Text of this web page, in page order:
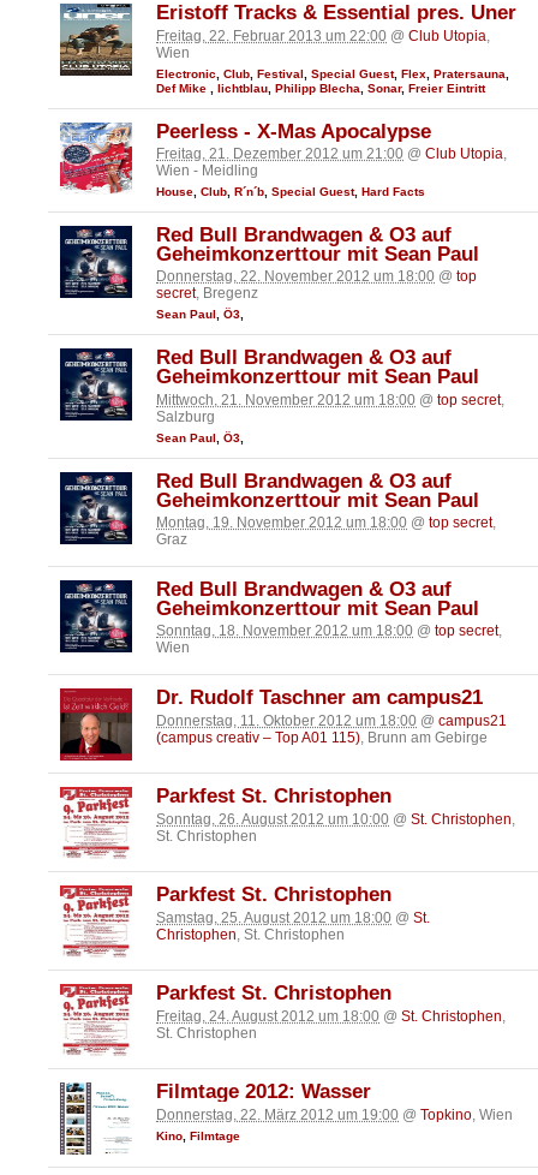
Eristoff Tracks & Essential pres. Uner
Freitag, 22. Februar 2013 um 22:00 @ Club Utopia
Wien
Electronic Club Festival Special Guest, Flex Pratersauna
Def Mike
lichtblau Philipp Blecha Sonar, Freier Eintritt
Peerless - X-Mas Apocalypse
Freitag, 21. Dezember 2012 um 21:00 @ Club Utopia,
Wien - Meidling
House Club R´n´b Special Guest, Hard Facts
Red Bull Brandwagen & Ö3 auf
Geheimkonzerttour mit Sean Paul
Donnerstag, 22. November 2012 um 18:00 @ top
secret, Bregenz
Sean Paul, Ö3,
Red Bull Brandwagen & Ö3 auf
Geheimkonzerttour mit Sean Paul
Mittwoch, 21. November 2012 um 18:00 @ top secret,
Salzburg
Sean Paul Ö3
Red Bull Brandwagen & Ö3 auf
Geheimkonzerttour mit Sean Paul
Montag, 19. November 2012 um 18:00 @ top secret,
Graz
Red Bull Brandwagen & Ö3 auf
Geheimkonzerttour mit Sean Paul
Sonntag, 18. November 2012 um 18:00 @ top secret,
Wien
Dr. Rudolf Taschner am campus21
Donnerstag, 11. Oktober 2012 um 18:00 @ campus21
(campus creativ – Top A01 115) , Brunn am Gebirge
Parkfest St. Christophen
Sonntag, 26. August 2012 um 10:00 @ St. Christophen
St. Christophen
Parkfest St. Christophen
Samstag, 25. August 2012 um 18:00 @ St.
Christophen , St. Christophen
Parkfest St. Christophen
Freitag, 24. August 2012 um 18:00 @ St. Christophen
St. Christophen
Filmtage 2012: Wasser
Donnerstag, 22. März 2012 um 19:00 @ Topkino , Wien
Kino Filmtage